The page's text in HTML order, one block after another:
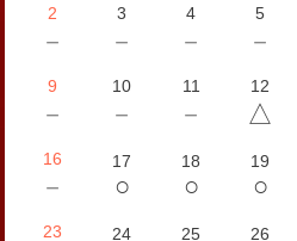
2
－
3
－
4
－
5
－
9
－
10
－
11
－
12
△
16
－
17
○
18
○
19
○
23 24 25 26